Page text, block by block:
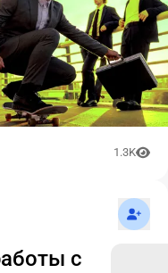
1.3K
с